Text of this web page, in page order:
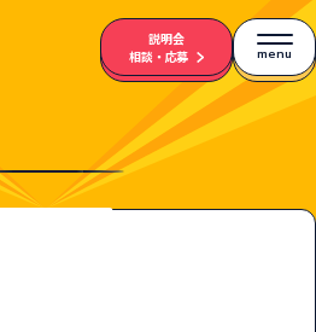
説明会
相談・応募
menu